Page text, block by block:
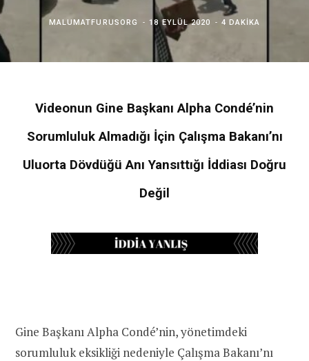
MALUMATFURUSORG 18 EYLÜL 2020 4 DAKIKA
Videonun Gine Başkanı Alpha Condé’nin
Sorumluluk Almadığı İçin Çalışma Bakanı’nı
Uluorta Dövdüğü Anı Yansıttığı İddiası Doğru
Değil
Gine Başkanı Alpha Condé’nin, yönetimdeki
sorumluluk eksikliği nedeniyle Çalışma Bakanı’nı